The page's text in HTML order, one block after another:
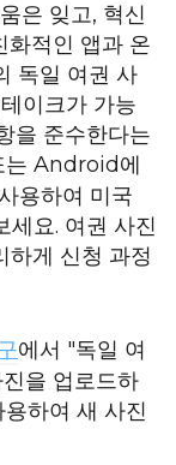
은 잊고, 혁신
화적인 앱과 온
독일 여권 사
이크가 가능
을 준수한다는
는 Android에
용하여 미국
세요. 여권 사진
하게 신청 과정
에서 "독일 여
을 업로드하
하여 새 사진